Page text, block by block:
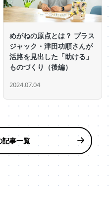
めがねの原点とは？ プラス
ジャック・津田功順さんが
活路を見出した「助ける」
ものづくり（後編）
2024.07.04
記事一覧